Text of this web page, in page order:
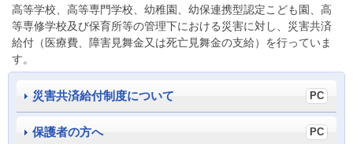
高等学校、高等専門学校、幼稚園、幼保連携型認定こども園、高
等専修学校及び保育所等の管理下における災害に対し、災害共済
給付（医療費、障害見舞金又は死亡見舞金の支給）を行っていま
す。
災害共済給付制度について
保護者の方へ